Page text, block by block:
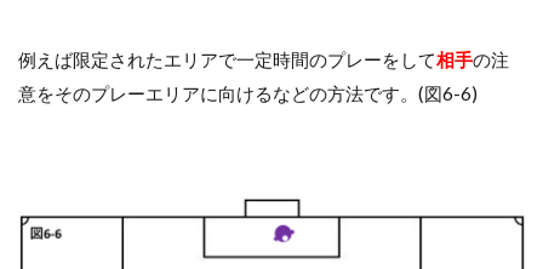
例えば限定されたエリアで一定時間のプレーをして相手の注
意をそのプレーエリアに向けるなどの方法です。(図6-6)